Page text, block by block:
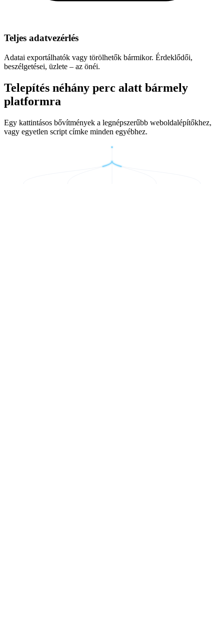
Teljes adatvezérlés
Adatai exportálhatók vagy törölhetők bármikor. Érdeklődői,
beszélgetései, üzlete – az önéi.
Telepítés néhány perc alatt bármely
platformra
Egy kattintásos bővítmények a legnépszerűbb weboldalépítőkhez,
vagy egyetlen script címke minden egyébhez.